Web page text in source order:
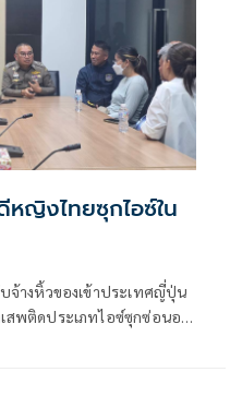
หญิงไทยซุกไอซ์ใน
จ้างหิ้วของเข้าประเทศญี่ปุ่น
สพติดประเภทไอซ์ซุกซ่อนอยู่